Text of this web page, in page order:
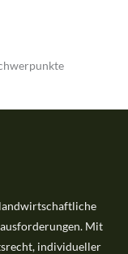
Mit
individueller